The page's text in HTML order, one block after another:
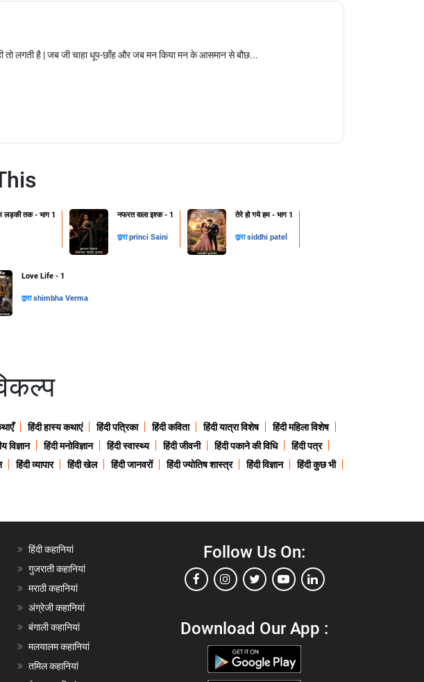
तो लगती है | जब जी चाहा धूप-छाँह और जब मन किया मन के आसमान से बौछ...
लड़की तक - भाग 1 नफरत वाला इश्क - 1
द्वाराprinci Saini
तेरे हो गये हम - भाग 1
द्वाराsiddhi patel
Love Life - 1
द्वाराshimbha Verma
हिंदी हास्य कथाएं हिंदी पत्रिका हिंदी कविता हिंदी यात्रा विशेष
हिंदी महिला विशेष
विज्ञान हिंदी मनोविज्ञान हिंदी स्वास्थ्य हिंदी जीवनी हिंदी पकाने की विधि
हिंदी पत्र
हिंदी व्यापार हिंदी खेल हिंदी जानवरों हिंदी ज्योतिष शास्त्र हिंदी विज्ञान
हिंदी कुछ भी
हिंदी कहानियां
गुजराती कहानियां
मराठी कहानियां
अंग्रेजी कहानियां
बंगाली कहानियां
मलयालम कहानियां
तमिल कहानियां
Follow Us On:
Download Our App :